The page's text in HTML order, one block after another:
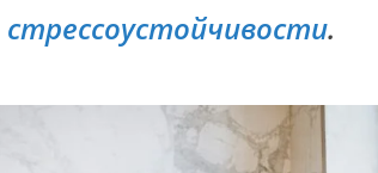
стрессоустойчивости.